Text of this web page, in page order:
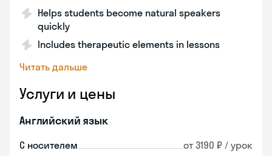
Helps students become natural speakers
quickly
Includes therapeutic elements in lessons
Читать дальше
Услуги и цены
Английский язык
С носителем от 3190 ₽ / урок